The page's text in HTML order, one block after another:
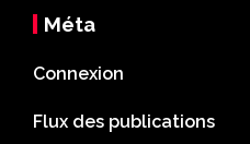
Méta
Connexion
Flux des publications